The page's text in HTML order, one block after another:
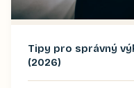
Tipy pro správný
(2026)